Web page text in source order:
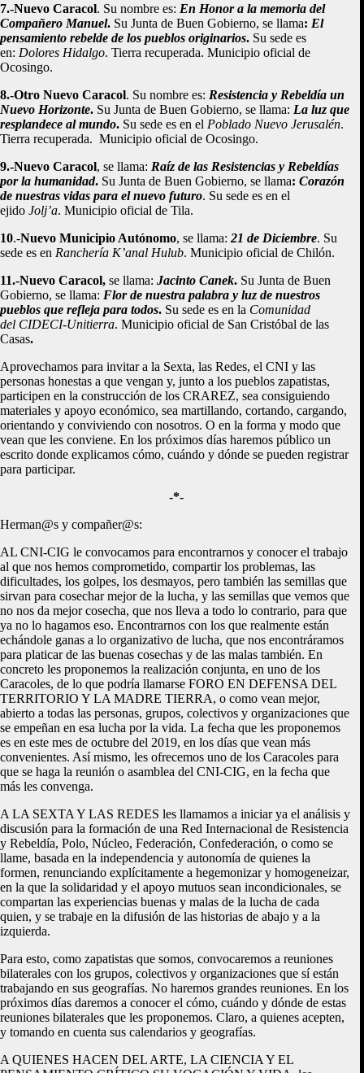
7.-Nuevo Caracol. Su nombre es: En Honor a la memoria del
Compañero Manuel. Su Junta de Buen Gobierno, se llama: El
pensamiento rebelde de los pueblos originarios. Su sede es
en: Dolores Hidalgo. Tierra recuperada. Municipio oficial de
Ocosingo.
8.-Otro Nuevo Caracol. Su nombre es: Resistencia y Rebeldía un
Nuevo Horizonte. Su Junta de Buen Gobierno, se llama: La luz que
resplandece al mundo. Su sede es en el Poblado Nuevo Jerusalén.
Tierra recuperada. Municipio oficial de Ocosingo.
9.-Nuevo Caracol, se llama: Raíz de las Resistencias y Rebeldías
por la humanidad. Su Junta de Buen Gobierno, se llama: Corazón
de nuestras vidas para el nuevo futuro. Su sede es en el
ejido Jolj’a. Municipio oficial de Tila.
10.-Nuevo Municipio Autónomo, se llama: 21 de Diciembre. Su
sede es en Ranchería K’anal Hulub. Municipio oficial de Chilón.
11.-Nuevo Caracol, se llama: Jacinto Canek. Su Junta de Buen
Gobierno, se llama: Flor de nuestra palabra y luz de nuestros
pueblos que refleja para todos. Su sede es en la Comunidad
del CIDECI-Unitierra. Municipio oficial de San Cristóbal de las
Casas.
Aprovechamos para invitar a la Sexta, las Redes, el CNI y las
personas honestas a que vengan y, junto a los pueblos zapatistas,
participen en la construcción de los CRAREZ, sea consiguiendo
materiales y apoyo económico, sea martillando, cortando, cargando,
orientando y conviviendo con nosotros. O en la forma y modo que
vean que les conviene. En los próximos días haremos público un
escrito donde explicamos cómo, cuándo y dónde se pueden registrar
para participar.
-*-
Herman@s y compañer@s:
AL CNI-CIG le convocamos para encontrarnos y conocer el trabajo
al que nos hemos comprometido, compartir los problemas, las
dificultades, los golpes, los desmayos, pero también las semillas que
sirvan para cosechar mejor de la lucha, y las semillas que vemos que
no nos da mejor cosecha, que nos lleva a todo lo contrario, para que
ya no lo hagamos eso. Encontrarnos con los que realmente están
echándole ganas a lo organizativo de lucha, que nos encontráramos
para platicar de las buenas cosechas y de las malas también. En
concreto les proponemos la realización conjunta, en uno de los
Caracoles, de lo que podría llamarse FORO EN DEFENSA DEL
TERRITORIO Y LA MADRE TIERRA, o como vean mejor,
abierto a todas las personas, grupos, colectivos y organizaciones que
se empeñan en esa lucha por la vida. La fecha que les proponemos
es en este mes de octubre del 2019, en los días que vean más
convenientes. Así mismo, les ofrecemos uno de los Caracoles para
que se haga la reunión o asamblea del CNI-CIG, en la fecha que
más les convenga.
A LA SEXTA Y LAS REDES les llamamos a iniciar ya el análisis y
discusión para la formación de una Red Internacional de Resistencia
y Rebeldía, Polo, Núcleo, Federación, Confederación, o como se
llame, basada en la independencia y autonomía de quienes la
formen, renunciando explícitamente a hegemonizar y homogeneizar,
en la que la solidaridad y el apoyo mutuos sean incondicionales, se
compartan las experiencias buenas y malas de la lucha de cada
quien, y se trabaje en la difusión de las historias de abajo y a la
izquierda.
Para esto, como zapatistas que somos, convocaremos a reuniones
bilaterales con los grupos, colectivos y organizaciones que sí están
trabajando en sus geografías. No haremos grandes reuniones. En los
próximos días daremos a conocer el cómo, cuándo y dónde de estas
reuniones bilaterales que les proponemos. Claro, a quienes acepten,
y tomando en cuenta sus calendarios y geografías.
A QUIENES HACEN DEL ARTE, LA CIENCIA Y EL